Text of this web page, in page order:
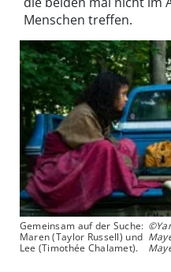
Menschen treffen.
Gemeinsam auf der Suche:
Maren (Taylor Russell) und
Lee (Timothée Chalamet).